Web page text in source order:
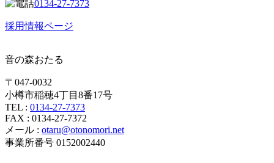
0134-27-7373
採用情報ページ
音の森おたる
〒047-0032
小樽市稲穂4丁目8番17号
TEL : 0134-27-7373
FAX : 0134-27-7372
メール : otaru@otonomori.net
事業所番号 0152002440